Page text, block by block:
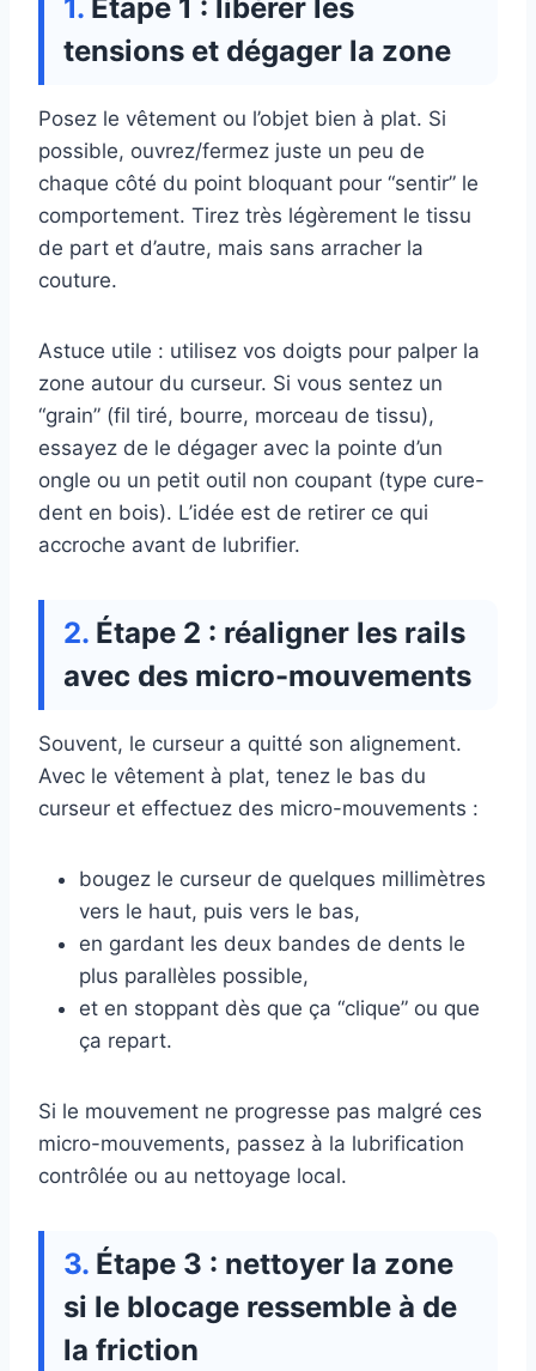
Étape 1 : libérer les
tensions et dégager la zone
Posez le vêtement ou l’objet bien à plat. Si
possible, ouvrez/fermez juste un peu de
chaque côté du point bloquant pour “sentir” le
comportement. Tirez très légèrement le tissu
de part et d’autre, mais sans arracher la
couture.
Astuce utile : utilisez vos doigts pour palper la
zone autour du curseur. Si vous sentez un
“grain” (fil tiré, bourre, morceau de tissu),
essayez de le dégager avec la pointe d’un
ongle ou un petit outil non coupant (type cure-
dent en bois). L’idée est de retirer ce qui
accroche avant de lubrifier.
Étape 2 : réaligner les rails
avec des micro-mouvements
Souvent, le curseur a quitté son alignement.
Avec le vêtement à plat, tenez le bas du
curseur et effectuez des micro-mouvements :
bougez le curseur de quelques millimètres
vers le haut, puis vers le bas,
en gardant les deux bandes de dents le
plus parallèles possible,
et en stoppant dès que ça “clique” ou que
ça repart.
Si le mouvement ne progresse pas malgré ces
micro-mouvements, passez à la lubrification
contrôlée ou au nettoyage local.
Étape 3 : nettoyer la zone
si le blocage ressemble à de
la friction